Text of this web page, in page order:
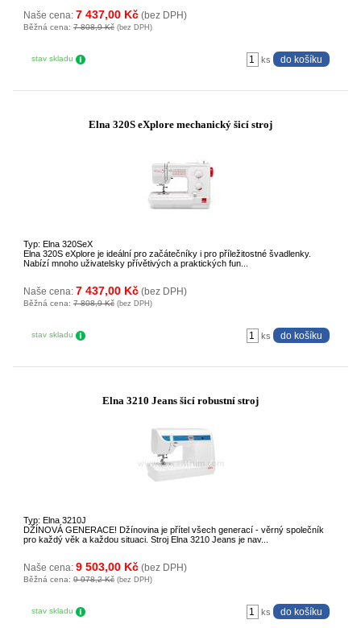
Naše cena: 7 437,00 Kč (bez DPH)
Běžná cena: 7 808,9 Kč (bez DPH)
stav skladu ks
Elna 320S eXplore mechanický šicí stroj
Typ: Elna 320SeX
Elna 320S eXplore je ideální pro začátečníky i pro příležitostné švadlenky.
Nabízí mnoho uživatelsky přívětivých a praktických fun...
Naše cena: 7 437,00 Kč (bez DPH)
Běžná cena: 7 808,9 Kč (bez DPH)
stav skladu ks
Elna 3210 Jeans šicí robustní stroj
Typ: Elna 3210J
DŽÍNOVÁ GENERACE! Džínovina je přítel všech generací - věrný společník
pro každý věk a každou situaci. Stroj Elna 3210 Jeans je nav...
Naše cena: 9 503,00 Kč (bez DPH)
Běžná cena: 9 978,2 Kč (bez DPH)
stav skladu ks